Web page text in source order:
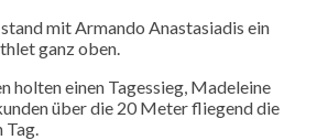
mit Armando Anastasiadis ein
ganz oben.
holten einen Tagessieg, Madeleine
über die 20 Meter fliegend die
Tag.